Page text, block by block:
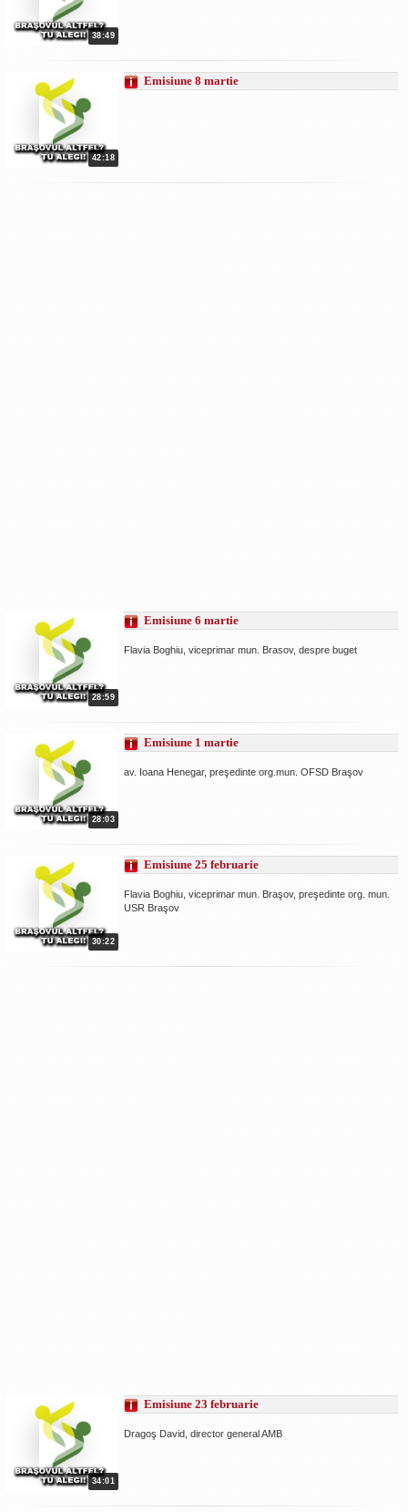
38:49
42:18
Emisiune 8 martie
28:59
Emisiune 6 martie
Flavia Boghiu, viceprimar mun. Brasov, despre buget
28:03
Emisiune 1 martie
av. Ioana Henegar, preşedinte org.mun. OFSD Braşov
30:22
Emisiune 25 februarie
Flavia Boghiu, viceprimar mun. Braşov, preşedinte org. mun.
USR Braşov
34:01
Emisiune 23 februarie
Dragoş David, director general AMB